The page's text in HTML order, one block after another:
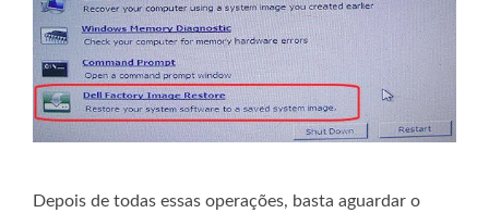
Depois de todas essas operações, basta aguardar o